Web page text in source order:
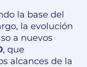
la base del
la evolución
a nuevos
, que
alcances de la